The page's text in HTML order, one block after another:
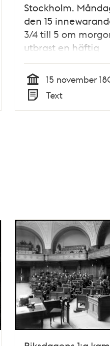
Stockholm.
den 15
3/4 till 5 om
utbrast en häftig
eldswåda uti
Kammar-rättens
Riddarholmen...
Tid
15 november
Typ
Text